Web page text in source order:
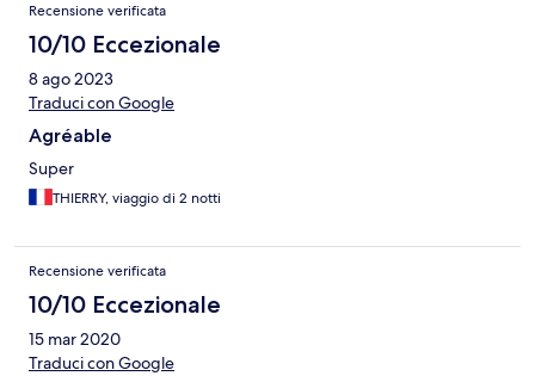
Recensione verificata
10/10 Eccezionale
8 ago 2023
Traduci con Google
Agréable
Super
THIERRY, viaggio di 2 notti
Recensione verificata
10/10 Eccezionale
15 mar 2020
Traduci con Google